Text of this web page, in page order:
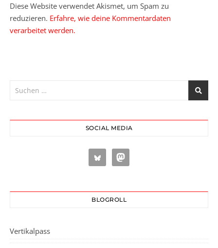
Diese Website verwendet Akismet, um Spam zu
reduzieren. Erfahre, wie deine Kommentardaten
verarbeitet werden.
SOCIAL MEDIA
BLOGROLL
Vertikalpass